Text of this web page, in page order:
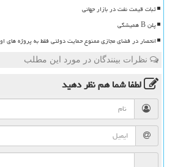
ثبات قیمت نفت در بازار جهانی
پلن B همیشگی
انحصار در فضای مجازی ممنوع حمایت دولتی فقط به پروژه های
نظرات بینندگان در مورد این مطلب
لطفا شما همنظر دهید